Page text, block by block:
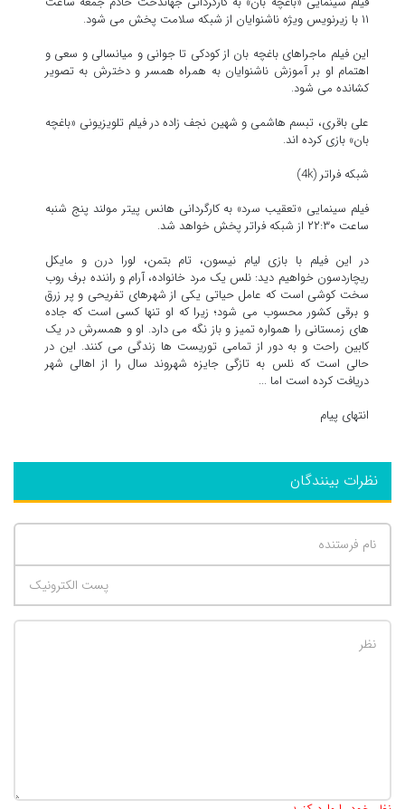
۱۱ با زیرنویس ویژه ناشنوایان از شبکه سلامت پخش می شود.
این فیلم ماجراهای باغچه بان از کودکی تا جوانی و میانسالی و سعی و
اهتمام او بر آموزش ناشنوایان به همراه همسر و دخترش به تصویر
کشانده می شود.
علی باقری، تبسم هاشمی و شهین نجف زاده در فیلم تلویزیونی «باغچه
بان» بازی کرده اند.
شبکه فراتر (4k)
فیلم سینمایی «تعقیب سرد» به کارگردانی هانس پیتر مولند پنج شنبه
ساعت ۲۲:۳۰ از شبکه فراتر پخش خواهد شد.
در این فیلم با بازی لیام نیسون، تام بتمن، لورا درن و مایکل
ریچاردسون خواهیم دید: نلس یک مرد خانواده، آرام و راننده برف روب
سخت کوشی است که عامل حیاتی یکی از شهرهای تفریحی و پر زرق
و برقی کشور محسوب می شود؛ زیرا که او تنها کسی است که جاده
های زمستانی را همواره تمیز و باز نگه می دارد. او و همسرش در یک
کابین راحت و به دور از تمامی توریست ها زندگی می کنند. این در
حالی است که نلس به تازگی جایزه شهروند سال را از اهالی شهر
دریافت کرده است اما ...
انتهای پیام
نظرات بینندگان